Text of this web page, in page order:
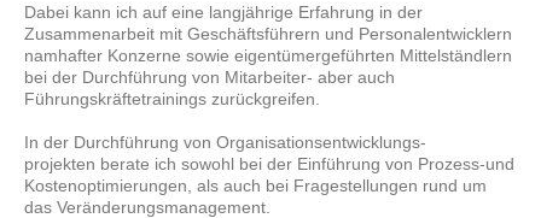
Dabei kann ich auf eine langjährige Erfahrung in der
Zusammenarbeit mit Geschäftsführern und Personalentwicklern
namhafter Konzerne sowie eigentümergeführten Mittelständlern
bei der Durchführung von Mitarbeiter- aber auch
Führungskräftetrainings zurückgreifen.
In der Durchführung von Organisationsentwicklungs-
projekten berate ich sowohl bei der Einführung von Prozess-und
Kostenoptimierungen, als auch bei Fragestellungen rund um
das Veränderungsmanagement.